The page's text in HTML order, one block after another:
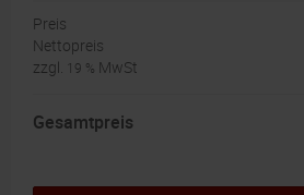
Preis
Nettopreis
zzgl. 19 % MwSt
Gesamtpreis